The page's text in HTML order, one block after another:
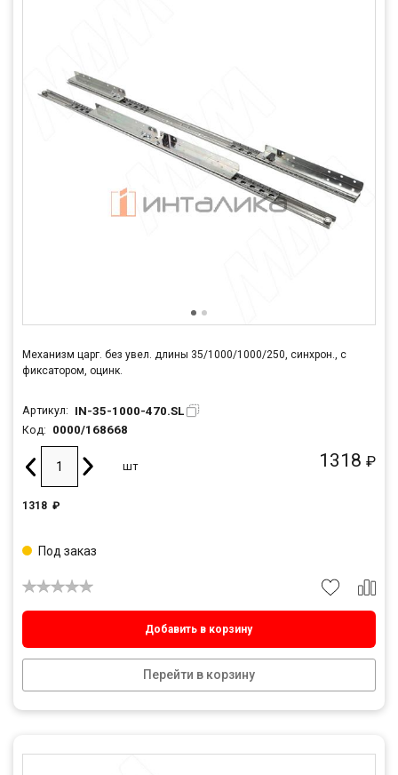
Механизм царг. без увел. длины 35/1000/1000/250, синхрон., с
фиксатором, оцинк.
Артикул: IN-35-1000-470.SL
Код: 0000/168668
1318 ₽
шт
1318 ₽
Добавить в корзину
Перейти в корзину
Под заказ